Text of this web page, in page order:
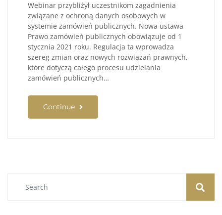
Webinar przybliżył uczestnikom zagadnienia
związane z ochroną danych osobowych w
systemie zamówień publicznych. Nowa ustawa
Prawo zamówień publicznych obowiązuje od 1
stycznia 2021 roku. Regulacja ta wprowadza
szereg zmian oraz nowych rozwiązań prawnych,
które dotyczą całego procesu udzielania
zamówień publicznych…
Continue